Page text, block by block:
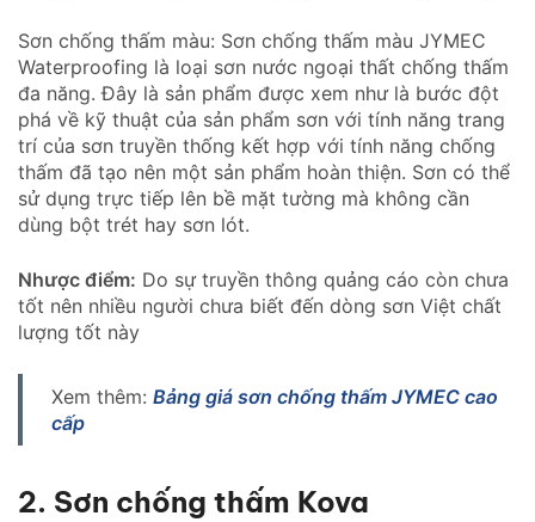
Sơn chống thấm màu: Sơn chống thấm màu JYMEC
Waterproofing là loại sơn nước ngoại thất chống thấm
đa năng. Đây là sản phẩm được xem như là bước đột
phá về kỹ thuật của sản phẩm sơn với tính năng trang
trí của sơn truyền thống kết hợp với tính năng chống
thấm đã tạo nên một sản phẩm hoàn thiện. Sơn có thể
sử dụng trực tiếp lên bề mặt tường mà không cần
dùng bột trét hay sơn lót.
Nhược điểm: Do sự truyền thông quảng cáo còn chưa
tốt nên nhiều người chưa biết đến dòng sơn Việt chất
lượng tốt này
Xem thêm: Bảng giá sơn chống thấm JYMEC cao
cấp
2. Sơn chống thấm Kova